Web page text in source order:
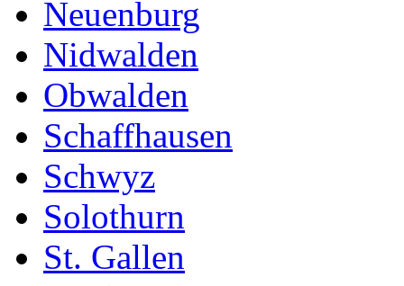
Neuenburg
Nidwalden
Obwalden
Schaffhausen
Schwyz
Solothurn
St. Gallen